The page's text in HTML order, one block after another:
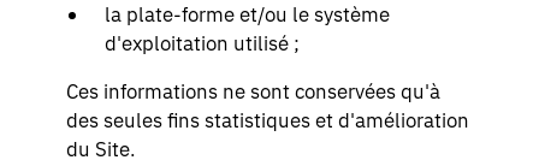
la plate-forme et/ou le système
d'exploitation utilisé ;
Ces informations ne sont conservées qu'à
des seules fins statistiques et d'amélioration
du Site.